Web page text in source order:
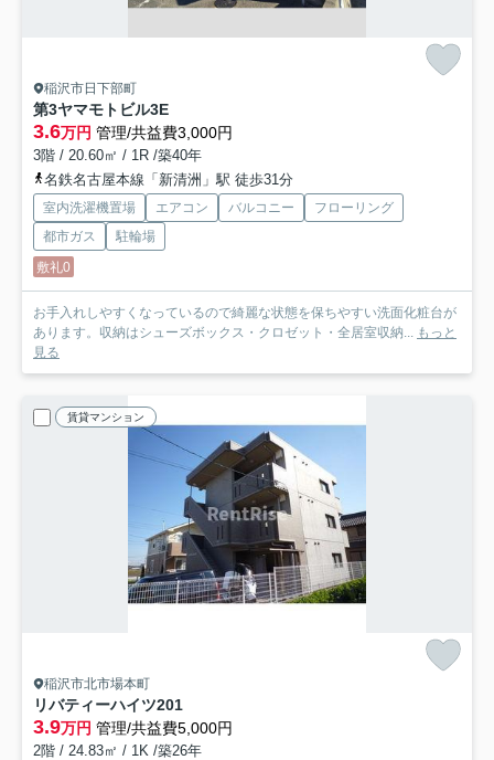
稲沢市日下部町
第3ヤマモトビル3E
3.6万円 管理/共益費3,000円
3階 / 20.60㎡ / 1R /築40年
名鉄名古屋本線「新清洲」駅 徒歩31分
室内洗濯機置場 エアコン バルコニー
フローリング
都市ガス
駐輪場
敷礼0
お手入れしやすくなっているので綺麗な状態を保ちやすい洗面化粧台が
あります。収納はシューズボックス・クロゼット・全居室収納...
もっと
見る
賃貸マンション
稲沢市北市場本町
リバティーハイツ201
3.9万円 管理/共益費5,000円
2階 / 24.83㎡ / 1K /築26年